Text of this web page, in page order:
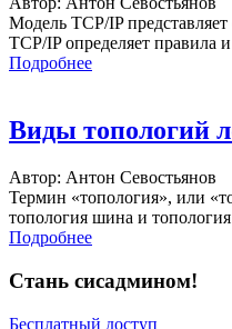
Модель TCP/IP
TCP/IP определяет правила
Подробнее
Виды топологий
Автор: Антон Севостьянов
Термин «топология», или
топология шина и
Подробнее
Стань сисадмином!
Бесплатный доступ